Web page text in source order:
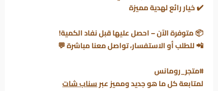
✔️ خيار رائع لهدية مميزة
📦متوفرة الآن – احصل عليها قبل نفاد الكمية!
📲للطلب أو الاستفسار، تواصل معنا مباشرة💬
#متجر_رومانس
لمتابعة كل ما هو جديد ومميز عبرسناب شات